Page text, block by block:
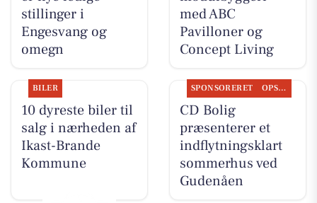
stillinger i
Engesvang og
omegn
med ABC
Pavilloner og
Concept Living
BILER
10 dyreste biler til
salg i nærheden af
Ikast-Brande
Kommune
SPONSORERET OPSLAGSTAVLEN
CD Bolig
præsenterer et
indflytningsklart
sommerhus ved
Gudenåen